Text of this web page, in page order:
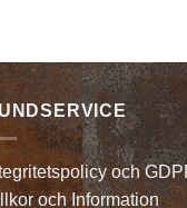
och
och Information